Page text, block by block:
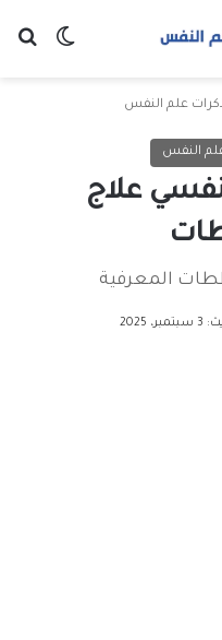
علم النفس
النفس
علاج
المعرفية
2025